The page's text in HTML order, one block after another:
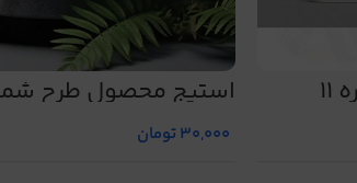
استیج محصول طرح
30,000تومان